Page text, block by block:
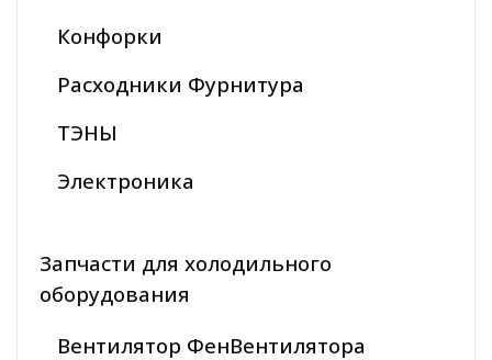
Конфорки
Расходники Фурнитура
ТЭНЫ
Электроника
Запчасти для холодильного
оборудования
Вентилятор ФенВентилятора